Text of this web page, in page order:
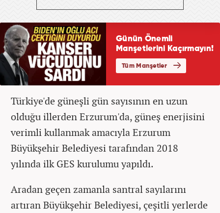
Türkiye'de güneşli gün sayısının en uzun
olduğu illerden Erzurum'da, güneş enerjisini
verimli kullanmak amacıyla Erzurum
Büyükşehir Belediyesi tarafından 2018
yılında ilk GES kurulumu yapıldı.
Aradan geçen zamanla santral sayılarını
artıran Büyükşehir Belediyesi, çeşitli yerlerde